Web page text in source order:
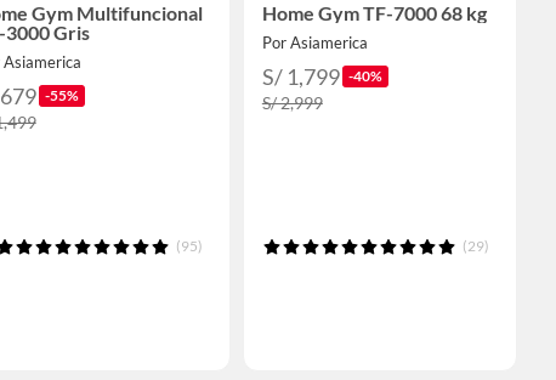
Gym Multifuncional
3000 Gris
Asiamerica
-55%
(95)
Home Gym TF-7000 68 kg
Por Asiamerica
S/ 1,799 -40%
S/ 2,999
(29)